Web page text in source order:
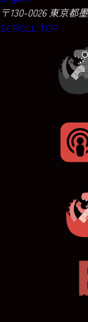
〒130-0026 東京都
SCROLL TOP